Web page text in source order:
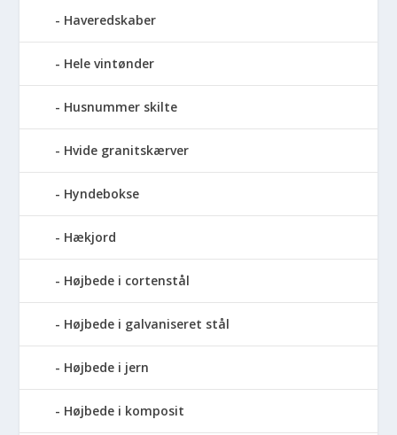
Haveredskaber
Hele vintønder
Husnummer skilte
Hvide granitskærver
Hyndebokse
Hækjord
Højbede i cortenstål
Højbede i galvaniseret stål
Højbede i jern
Højbede i komposit